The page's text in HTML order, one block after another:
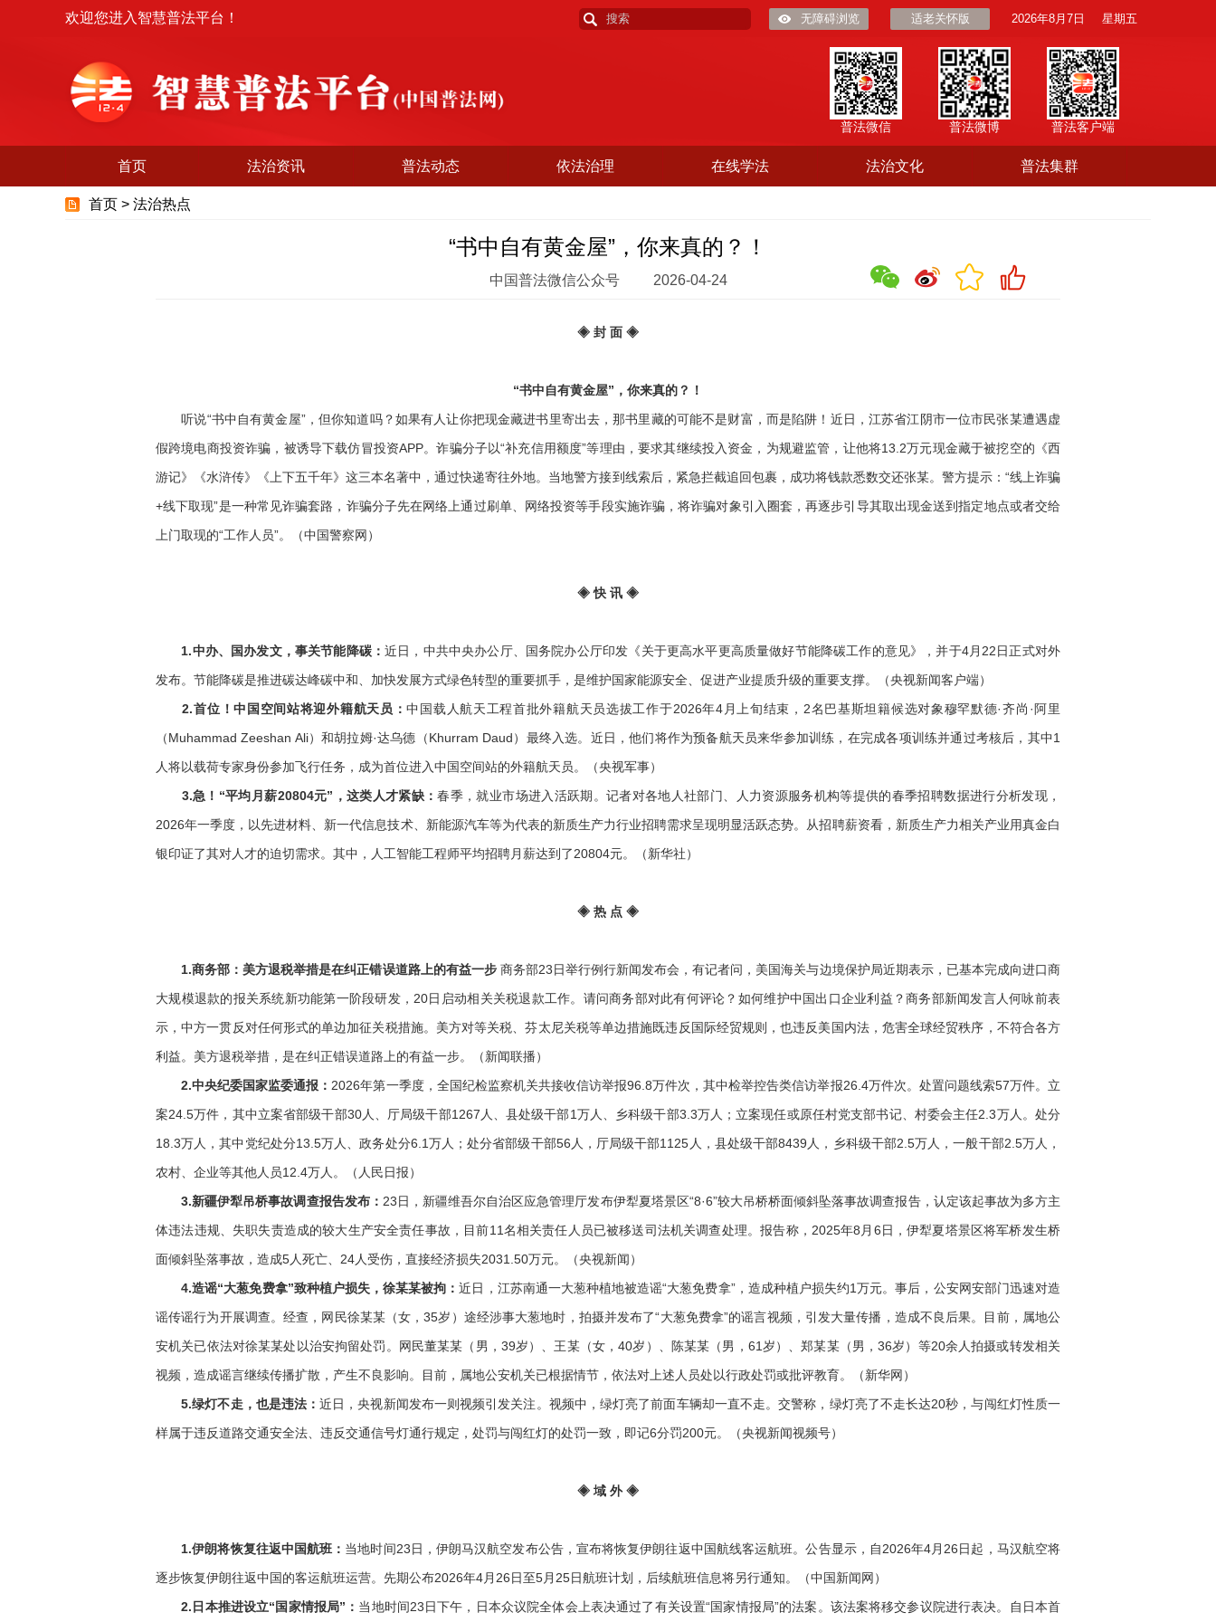
欢迎您进入智慧普法平台！ 无障碍浏览 适老关怀版 2026年8月7日 星期五
普法客户端
普法微博
普法微信
首页 法治资讯 普法动态 依法治理 在线学法 法治文化 普法集群
首页 > 法治热点
“书中自有黄金屋”，你来真的？！
中国普法微信公众号 2026-04-24
◈ 封 面 ◈
“书中自有黄金屋”，你来真的？！
听说“书中自有黄金屋”，但你知道吗？如果有人让你把现金藏进书里寄出去，那书里藏的可能不是财富，而是陷阱！近日，江苏省江阴市一位市民张某遭遇虚
假跨境电商投资诈骗，被诱导下载仿冒投资APP。诈骗分子以“补充信用额度”等理由，要求其继续投入资金，为规避监管，让他将13.2万元现金藏于被挖空的《西
游记》《水浒传》《上下五千年》这三本名著中，通过快递寄往外地。当地警方接到线索后，紧急拦截追回包裹，成功将钱款悉数交还张某。警方提示：“线上诈骗
+线下取现”是一种常见诈骗套路，诈骗分子先在网络上通过刷单、网络投资等手段实施诈骗，将诈骗对象引入圈套，再逐步引导其取出现金送到指定地点或者交给
上门取现的“工作人员”。（中国警察网）
◈ 快 讯 ◈
1.中办、国办发文，事关节能降碳：近日，中共中央办公厅、国务院办公厅印发《关于更高水平更高质量做好节能降碳工作的意见》，并于4月22日正式对外
发布。节能降碳是推进碳达峰碳中和、加快发展方式绿色转型的重要抓手，是维护国家能源安全、促进产业提质升级的重要支撑。（央视新闻客户端）
2.首位！中国空间站将迎外籍航天员：中国载人航天工程首批外籍航天员选拔工作于2026年4月上旬结束，2名巴基斯坦籍候选对象穆罕默德·齐尚·阿里
（Muhammad Zeeshan Ali）和胡拉姆·达乌德（Khurram Daud）最终入选。近日，他们将作为预备航天员来华参加训练，在完成各项训练并通过考核后，其中1
人将以载荷专家身份参加飞行任务，成为首位进入中国空间站的外籍航天员。（央视军事）
3.急！“平均月薪20804元”，这类人才紧缺：春季，就业市场进入活跃期。记者对各地人社部门、人力资源服务机构等提供的春季招聘数据进行分析发现，
2026年一季度，以先进材料、新一代信息技术、新能源汽车等为代表的新质生产力行业招聘需求呈现明显活跃态势。从招聘薪资看，新质生产力相关产业用真金白
银印证了其对人才的迫切需求。其中，人工智能工程师平均招聘月薪达到了20804元。（新华社）
◈ 热 点 ◈
1.商务部：美方退税举措是在纠正错误道路上的有益一步 商务部23日举行例行新闻发布会，有记者问，美国海关与边境保护局近期表示，已基本完成向进口商
大规模退款的报关系统新功能第一阶段研发，20日启动相关关税退款工作。请问商务部对此有何评论？如何维护中国出口企业利益？商务部新闻发言人何咏前表
示，中方一贯反对任何形式的单边加征关税措施。美方对等关税、芬太尼关税等单边措施既违反国际经贸规则，也违反美国内法，危害全球经贸秩序，不符合各方
利益。美方退税举措，是在纠正错误道路上的有益一步。（新闻联播）
2.中央纪委国家监委通报： 2026年第一季度，全国纪检监察机关共接收信访举报96.8万件次，其中检举控告类信访举报26.4万件次。处置问题线索57万件。立
案24.5万件，其中立案省部级干部30人、厅局级干部1267人、县处级干部1万人、乡科级干部3.3万人；立案现任或原任村党支部书记、村委会主任2.3万人。处分
18.3万人，其中党纪处分13.5万人、政务处分6.1万人；处分省部级干部56人，厅局级干部1125人，县处级干部8439人，乡科级干部2.5万人，一般干部2.5万人，
农村、企业等其他人员12.4万人。（人民日报）
3.新疆伊犁吊桥事故调查报告发布： 23日，新疆维吾尔自治区应急管理厅发布伊犁夏塔景区“8·6”较大吊桥桥面倾斜坠落事故调查报告，认定该起事故为多方主
体违法违规、失职失责造成的较大生产安全责任事故，目前11名相关责任人员已被移送司法机关调查处理。报告称，2025年8月6日，伊犁夏塔景区将军桥发生桥
面倾斜坠落事故，造成5人死亡、24人受伤，直接经济损失2031.50万元。（央视新闻）
4.造谣“大葱免费拿”致种植户损失，徐某某被拘：近日，江苏南通一大葱种植地被造谣“大葱免费拿”，造成种植户损失约1万元。事后，公安网安部门迅速对造
谣传谣行为开展调查。经查，网民徐某某（女，35岁）途经涉事大葱地时，拍摄并发布了“大葱免费拿”的谣言视频，引发大量传播，造成不良后果。目前，属地公
安机关已依法对徐某某处以治安拘留处罚。网民董某某（男，39岁）、王某（女，40岁）、陈某某（男，61岁）、郑某某（男，36岁）等20余人拍摄或转发相关
视频，造成谣言继续传播扩散，产生不良影响。目前，属地公安机关已根据情节，依法对上述人员处以行政处罚或批评教育。（新华网）
5.绿灯不走，也是违法：近日，央视新闻发布一则视频引发关注。视频中，绿灯亮了前面车辆却一直不走。交警称，绿灯亮了不走长达20秒，与闯红灯性质一
样属于违反道路交通安全法、违反交通信号灯通行规定，处罚与闯红灯的处罚一致，即记6分罚200元。（央视新闻视频号）
◈ 域 外 ◈
1.伊朗将恢复往返中国航班： 当地时间23日，伊朗马汉航空发布公告，宣布将恢复伊朗往返中国航线客运航班。公告显示，自2026年4月26日起，马汉航空将
逐步恢复伊朗往返中国的客运航班运营。先期公布2026年4月26日至5月25日航班计划，后续航班信息将另行通知。（中国新闻网）
2.日本推进设立“国家情报局”： 当地时间23日下午，日本众议院全体会上表决通过了有关设置“国家情报局”的法案。该法案将移交参议院进行表决。自日本首